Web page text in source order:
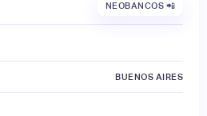
NEOBANCOS 📲
BUENOS AIRES